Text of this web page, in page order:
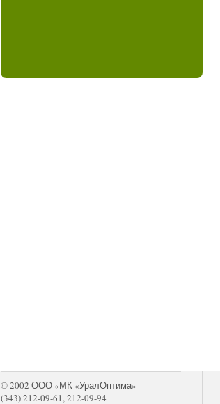
© 2002 ООО «МК «УралОптима»
(343) 212-09-61, 212-09-94